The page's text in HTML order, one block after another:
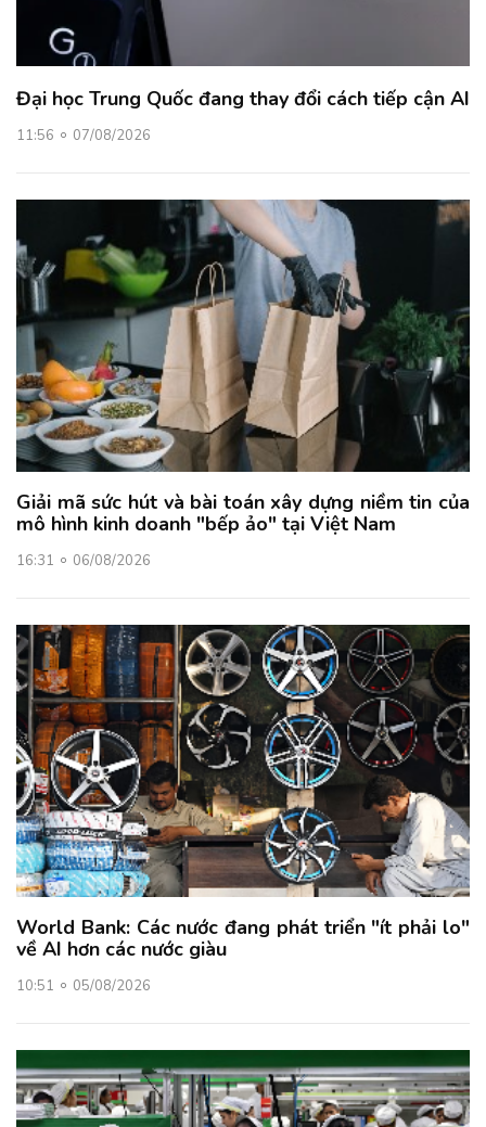
Đại học Trung Quốc đang thay đổi cách tiếp cận AI
11:56 07/08/2026
Giải mã sức hút và bài toán xây dựng niềm tin của
mô hình kinh doanh "bếp ảo" tại Việt Nam
16:31 06/08/2026
World Bank: Các nước đang phát triển "ít phải lo"
về AI hơn các nước giàu
10:51 05/08/2026